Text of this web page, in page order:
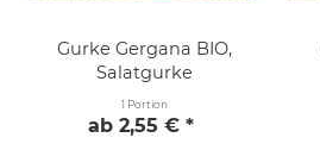
Gurke Gergana BIO,
Salatgurke
1 Portion
ab 2,55 € *